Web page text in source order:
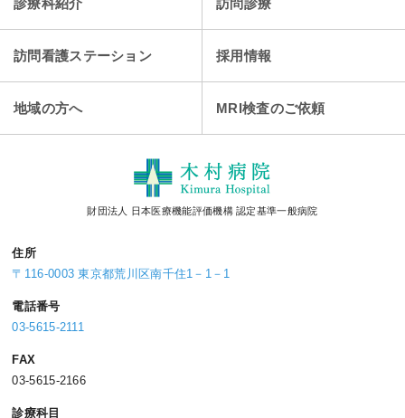
診療科紹介 訪問診療
訪問看護ステーション 採用情報
地域の方へ MRI検査のご依頼
財団法人 日本医療機能評価機構 認定基準一般病院
住所
〒116-0003 東京都荒川区南千住1－1－1
電話番号
03-5615-2111
FAX
03-5615-2166
診療科目